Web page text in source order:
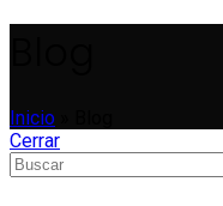
Inicio
Cerrar